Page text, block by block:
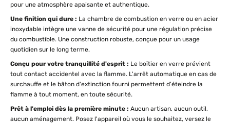
pour une atmosphère apaisante et authentique.
Une finition qui dure : La chambre de combustion en verre ou en acier
inoxydable intègre une vanne de sécurité pour une régulation précise
du combustible. Une construction robuste, conçue pour un usage
quotidien sur le long terme.
Conçu pour votre tranquillité d'esprit : Le boîtier en verre prévient
tout contact accidentel avec la flamme. L'arrêt automatique en cas de
surchauffe et le bâton d'extinction fourni permettent d'éteindre la
flamme à tout moment, en toute sécurité.
Prêt à l'emploi dès la première minute : Aucun artisan, aucun outil,
aucun aménagement. Posez l'appareil où vous le souhaitez, versez le